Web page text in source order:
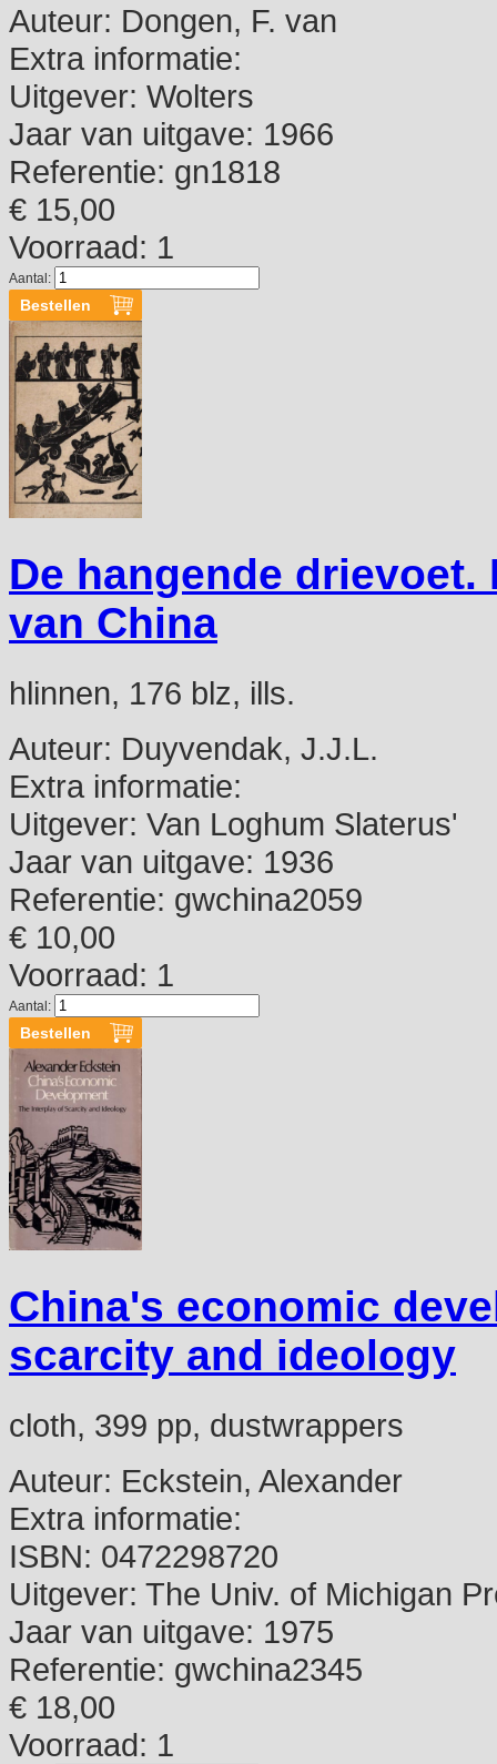
Auteur: Dongen, F. van
Extra informatie:
Uitgever: Wolters
Jaar van uitgave: 1966
Referentie: gn1818
€ 15,00
Voorraad: 1
Aantal:
De hangende
van China
hlinnen, 176 blz, ills.
Auteur: Duyvendak, J.J.L.
Extra informatie:
Uitgever: Van Loghum Slaterus'
Jaar van uitgave: 1936
Referentie: gwchina2059
€ 10,00
Voorraad: 1
Aantal:
China's economic
scarcity and ideology
cloth, 399 pp, dustwrappers
Auteur: Eckstein, Alexander
Extra informatie:
ISBN: 0472298720
Uitgever: The Univ. of Michigan
Jaar van uitgave: 1975
Referentie: gwchina2345
€ 18,00
Voorraad: 1